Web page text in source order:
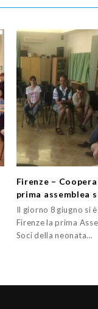
Firenze –
prima assemblea
Il giorno 8 giugno si
Firenze la prima
Soci della neonata…